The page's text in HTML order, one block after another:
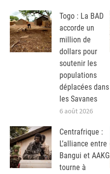
Togo : La BAD
accorde un
million de
dollars pour
soutenir les
populations
déplacées dans
les Savanes
6 août 2026
Centrafrique :
L’alliance entre
Bangui et AAKG
tourne à